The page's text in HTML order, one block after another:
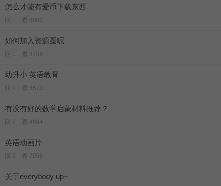
怎么才能有爱币下载东西
回 1 看 6800
如何加入资源圈呢
回 1 看 3706
幼升小 英语教育
回 2 看 3573
有没有好的数学启蒙材料推荐？
回 2 看 4864
英语动画片
回 3 看 7056
关于everybody up~